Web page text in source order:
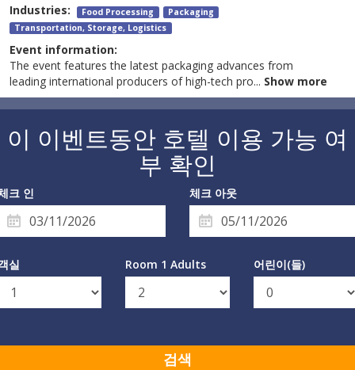
Industries: Food Processing
Packaging
Transportation, Storage, Logistics
Event information:
The event features the latest packaging advances from
leading international producers of high-tech pro... Show more
이 이벤트동안 호텔 이용 가능 여
부 확인
크 인 체크 아웃
실 Room 1 Adults 어린이(들)
검색